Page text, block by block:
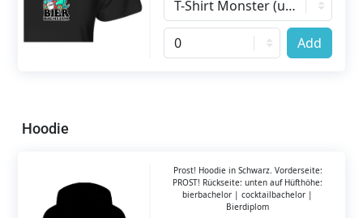
Add
Hoodie
Prost! Hoodie in Schwarz. Vorderseite:
PROST! Rückseite: unten auf Hüfthöhe:
bierbachelor | cocktailbachelor |
Bierdiplom